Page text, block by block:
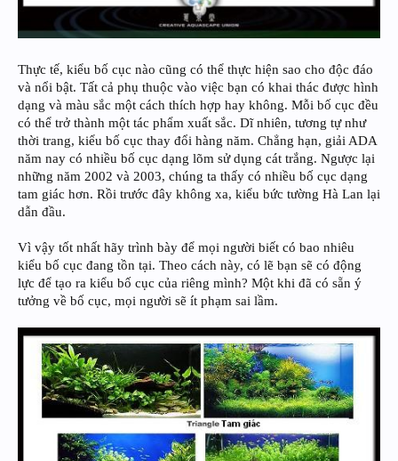
Thực tế, kiểu bố cục nào cũng có thể thực hiện sao cho độc đáo
và nổi bật. Tất cả phụ thuộc vào việc bạn có khai thác được hình
dạng và màu sắc một cách thích hợp hay không. Mỗi bố cục đều
có thể trở thành một tác phẩm xuất sắc. Dĩ nhiên, tương tự như
thời trang, kiểu bố cục thay đổi hàng năm. Chẳng hạn, giải ADA
năm nay có nhiều bố cục dạng lõm sử dụng cát trắng. Ngược lại
những năm 2002 và 2003, chúng ta thấy có nhiều bố cục dạng
tam giác hơn. Rồi trước đây không xa, kiểu bức tường Hà Lan lại
dẫn đầu.
Vì vậy tốt nhất hãy trình bày để mọi người biết có bao nhiêu
kiểu bố cục đang tồn tại. Theo cách này, có lẽ bạn sẽ có động
lực để tạo ra kiểu bố cục của riêng mình? Một khi đã có sẵn ý
tưởng về bố cục, mọi người sẽ ít phạm sai lầm.